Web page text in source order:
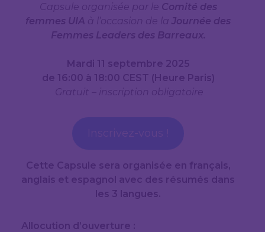
Capsule organisée par le Comité des
femmes UIA à l’occasion de la Journée des
Femmes Leaders des Barreaux.
Mardi 11 septembre 2025
de 16:00 à 18:00 CEST (Heure Paris)
Gratuit – inscription obligatoire
Inscrivez-vous !
Cette Capsule sera organisée en français,
anglais et espagnol avec des résumés dans
les 3 langues.
Allocution d’ouverture :